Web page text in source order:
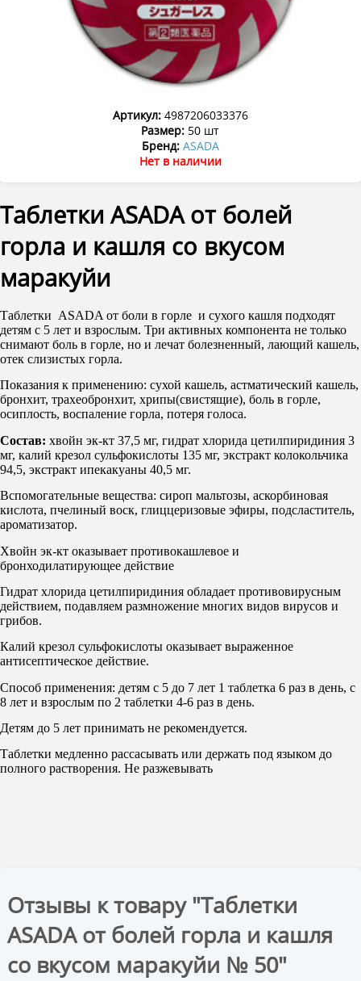
Артикул:4987206033376
Размер: 50 шт
Бренд: ASADA
Нет в наличии
Таблетки ASADA от болей
горла и кашля со вкусом
маракуйи
Таблетки ASADA от боли в горле и сухого кашля подходят
детям с 5 лет и взрослым. Три активных компонента не только
снимают боль в горле, но и лечат болезненный, лающий кашель,
отек слизистых горла.
Показания к применению: сухой кашель, астматический кашель,
бронхит, трахеобронхит, хрипы(свистящие), боль в горле,
осиплость, воспаление горла, потеря голоса.
Состав: хвойн эк-кт 37,5 мг, гидрат хлорида цетилпиридиния 3
мг, калий крезол сульфокислоты 135 мг, экстракт колокольчика
94,5, экстракт ипекакуаны 40,5 мг.
Вспомогательные вещества: сироп мальтозы, аскорбиновая
кислота, пчелиный воск, глиццеризовые эфиры, подсластитель,
ароматизатор.
Хвойн эк-кт оказывает противокашлевое и
бронходилатирующее действие
Гидрат хлорида цетилпиридиния обладает противовирусным
действием, подавляем размножение многих видов вирусов и
грибов.
Калий крезол сульфокислоты оказывает выраженное
антисептическое действие.
Способ применения: детям с 5 до 7 лет 1 таблетка 6 раз в день, с
8 лет и взрослым по 2 таблетки 4-6 раз в день.
Детям до 5 лет принимать не рекомендуется.
Таблетки медленно рассасывать или держать под языком до
полного растворения. Не разжевывать
Отзывы к товару "Таблетки
ASADA от болей горла и кашля
со вкусом маракуйи № 50"